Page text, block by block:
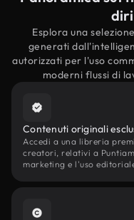
Esplora una
generati
autorizzati per l'uso
moderni flussi di
Contenuti originali
Accedi a una libreria
creatori, relativi a
marketing e l'uso